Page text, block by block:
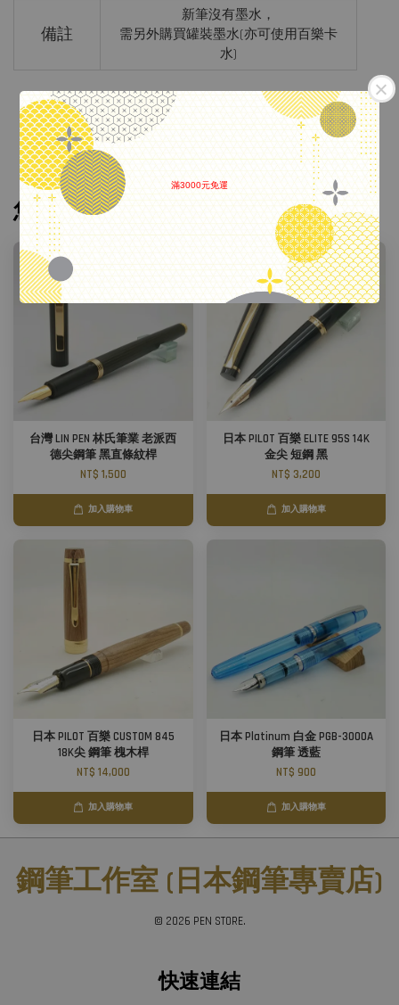
滿3000元免運
備註
新筆沒有墨水，
需另外購買罐裝墨水(亦可使用百樂卡
水)
您可能也喜歡
台灣 LIN PEN 林氏筆業 老派西
德尖鋼筆 黑直條紋桿
NT$ 1,500
加入購物車
日本 PILOT 百樂 ELITE 95S 14K
金尖 短鋼 黑
NT$ 3,200
加入購物車
日本 PILOT 百樂 CUSTOM 845
18K尖 鋼筆 槐木桿
NT$ 14,000
加入購物車
日本 Platinum 白金 PGB-3000A
鋼筆 透藍
NT$ 900
加入購物車
鋼筆工作室 (日本鋼筆專賣店)
© 2026 PEN STORE.
快速連結